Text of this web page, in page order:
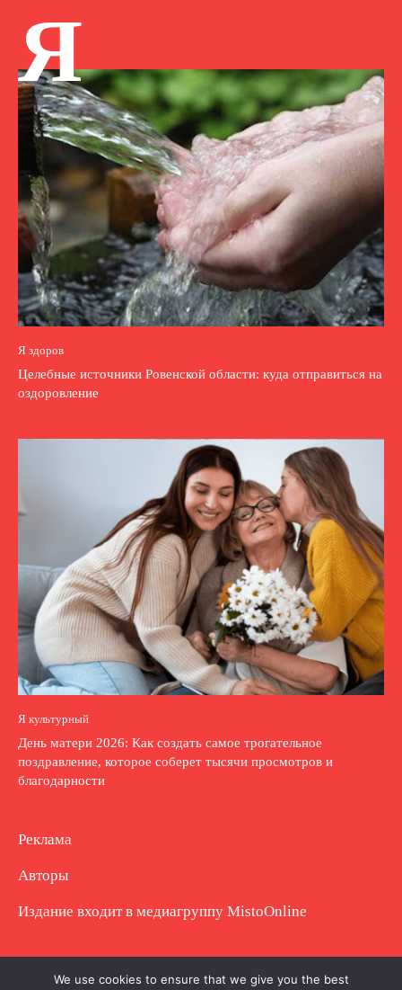
Я
Я здоров
Целебные источники Ровенской области: куда отправиться на
оздоровление
Я культурный
День матери 2026: Как создать самое трогательное
поздравление, которое соберет тысячи просмотров и
благодарности
Реклама
Авторы
Издание входит в медиагруппу MistoOnline
Copyright © Полное использование материала
We use cookies to ensure that we give you the best